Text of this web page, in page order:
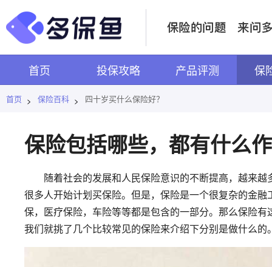
首页 投保攻略 产品评测 保
首页 > 保险百科 > 四十岁买什么保险好？
保险包括哪些，都有什么
随着社会的发展和人民保险意识的不断提高，越来越
很多人开始计划买保险。但是，保险是一个很复杂的金
保，医疗保险，车险等等都是包含的一部分。那么保险
我们就挑了几个比较常见的保险来介绍下分别是做什么的